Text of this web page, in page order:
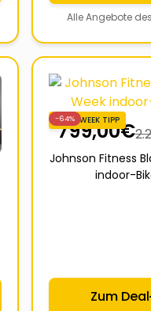
Alle Angebote
BLACKWEEK TIPP
-64%
799,00€
Johnson Fitness
indoor-
Zum Deal